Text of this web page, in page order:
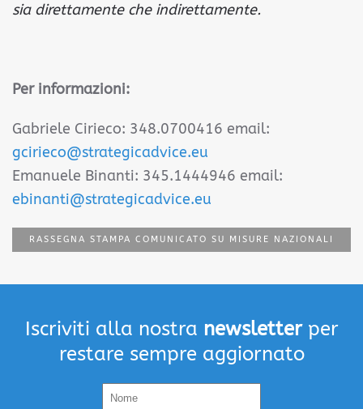
sia direttamente che indirettamente.
Per informazioni:
Gabriele Cirieco: 348.0700416 email:
gcirieco@strategicadvice.eu
Emanuele Binanti: 345.1444946 email:
ebinanti@strategicadvice.eu
RASSEGNA STAMPA COMUNICATO SU MISURE NAZIONALI
Iscriviti alla nostra newsletterper
restare sempre aggiornato